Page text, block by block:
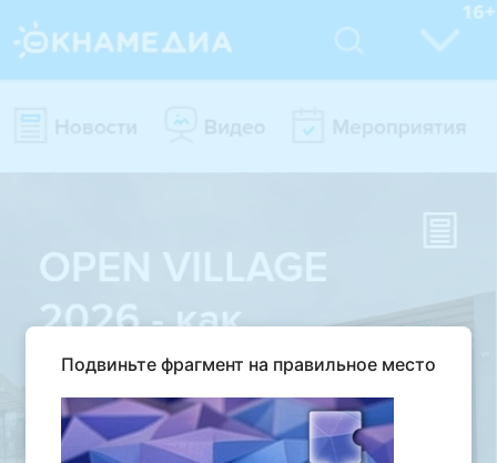
Подвиньте фрагмент на правильное место